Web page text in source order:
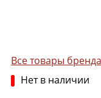
Все товары
Нет в наличии